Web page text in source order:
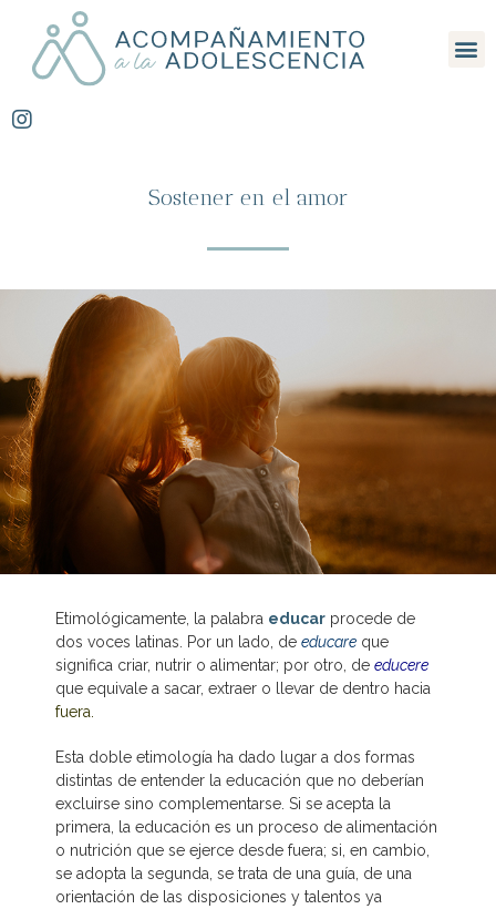
Sostener en el amor
Etimológicamente, la palabra educar procede de
dos voces latinas. Por un lado, de educare que
significa criar, nutrir o alimentar; por otro, de educere
que equivale a sacar, extraer o llevar de dentro hacia
fuera.
Esta doble etimología ha dado lugar a dos formas
distintas de entender la educación que no deberían
excluirse sino complementarse. Si se acepta la
primera, la educación es un proceso de alimentación
o nutrición que se ejerce desde fuera; si, en cambio,
se adopta la segunda, se trata de una guía, de una
orientación de las disposiciones y talentos ya